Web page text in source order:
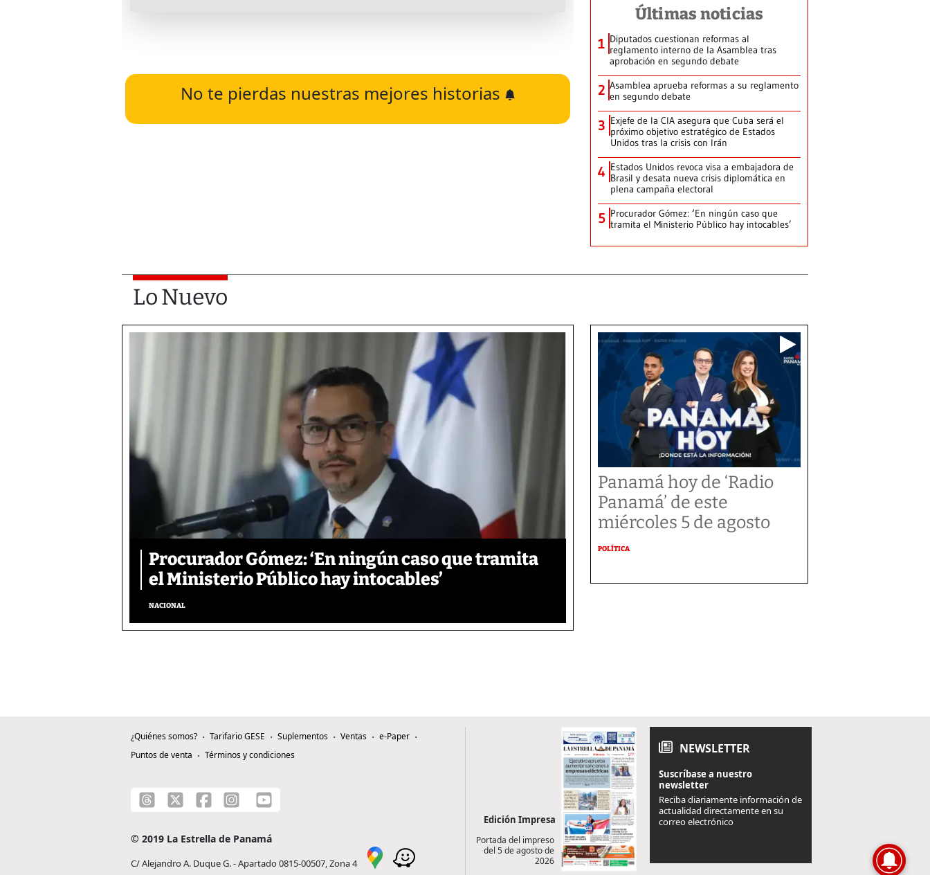
No te pierdas nuestras mejores historias
Últimas noticias
1 Diputados cuestionan reformas al
reglamento interno de la Asamblea tras
aprobación en segundo debate
2 Asamblea aprueba reformas a su reglamento
en segundo debate
3 Exjefe de la CIA asegura que Cuba será el
próximo objetivo estratégico de Estados
Unidos tras la crisis con Irán
4 Estados Unidos revoca visa a embajadora de
Brasil y desata nueva crisis diplomática en
plena campaña electoral
5 Procurador Gómez: ‘En ningún caso que
tramita el Ministerio Público hay intocables’
Lo Nuevo
Procurador Gómez: ‘En ningún caso que tramita
el Ministerio Público hay intocables’
NACIONAL
Panamá hoy de ‘Radio
Panamá’ de este
miércoles 5 de agosto
POLÍTICA
¿Quiénes somos? Tarifario GESE Suplementos Ventas
e-Paper
Puntos de venta
Términos y condiciones
© 2019 La Estrella de Panamá
C/ Alejandro A. Duque G. - Apartado 0815-00507, Zona 4
Edición Impresa
Portada del impreso
del 5 de agosto de
2026
NEWSLETTER
Suscríbase a nuestro
newsletter
Reciba diariamente información de
actualidad directamente en su
correo electrónico